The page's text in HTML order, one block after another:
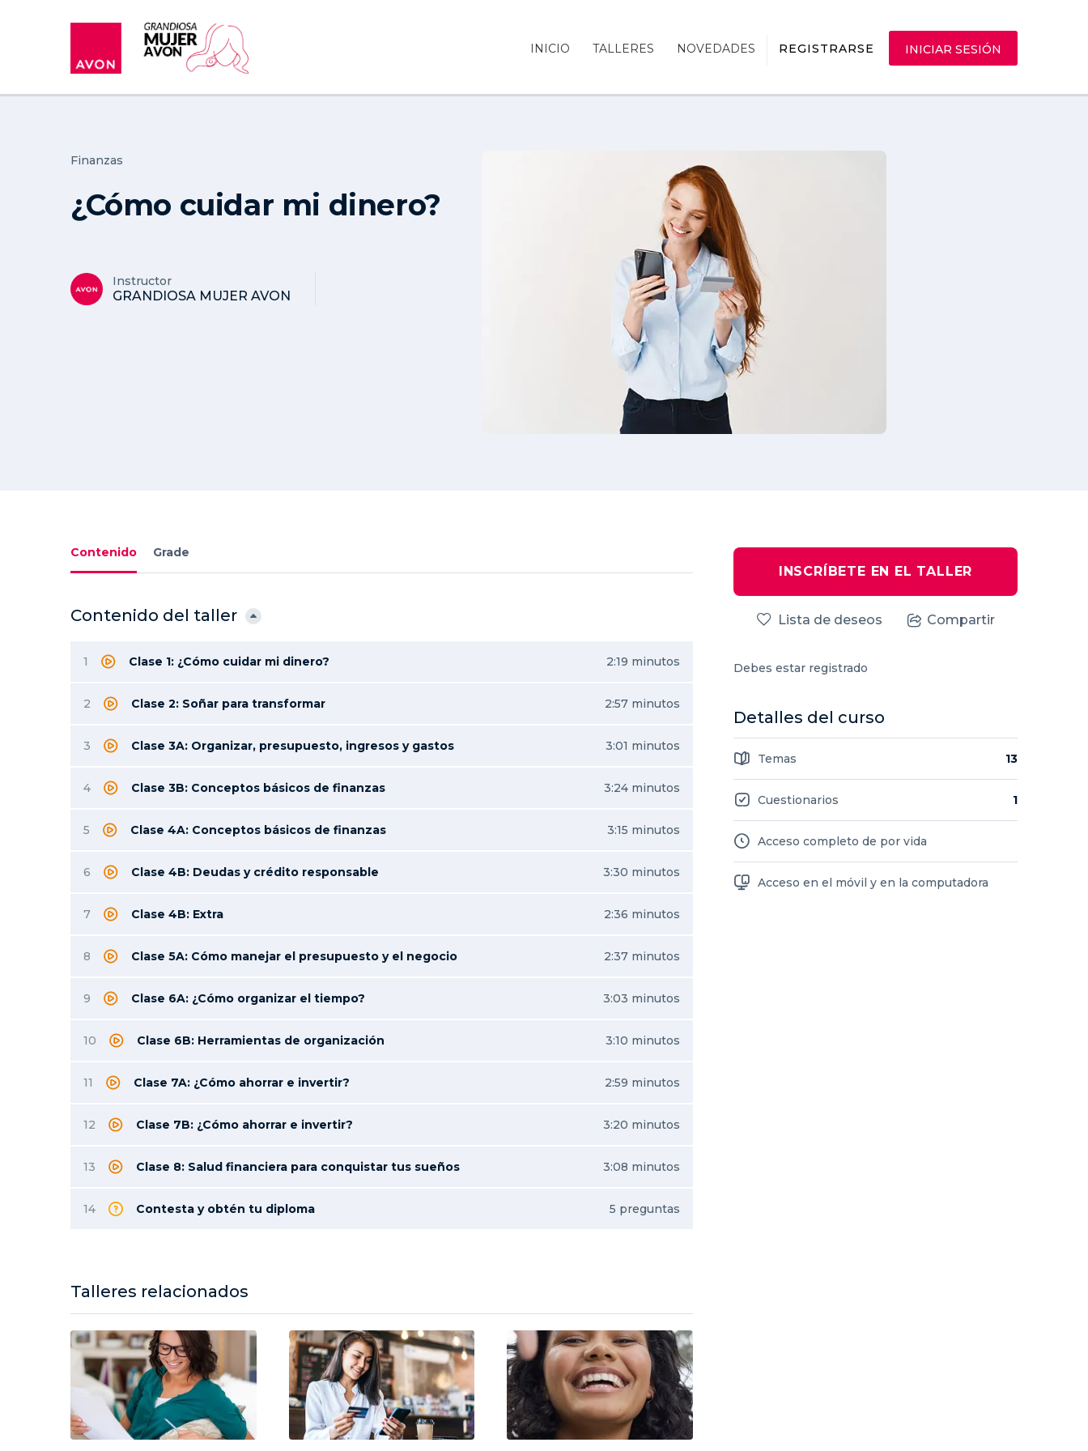
REGISTRARSE INICIAR SESIÓN
INICIO TALLERES NOVEDADES
Finanzas
¿Cómo cuidar mi dinero?
Instructor
GRANDIOSA MUJER AVON
Contenido Grade
Contenido del taller
1 Clase 1: ¿Cómo cuidar mi dinero? 2:19 minutos
2 Clase 2: Soñar para transformar 2:57 minutos
3 Clase 3A: Organizar, presupuesto, ingresos y gastos 3:01 minutos
4 Clase 3B: Conceptos básicos de finanzas 3:24 minutos
5 Clase 4A: Conceptos básicos de finanzas 3:15 minutos
6 Clase 4B: Deudas y crédito responsable 3:30 minutos
7 Clase 4B: Extra 2:36 minutos
8 Clase 5A: Cómo manejar el presupuesto y el negocio 2:37 minutos
9 Clase 6A: ¿Cómo organizar el tiempo? 3:03 minutos
10 Clase 6B: Herramientas de organización 3:10 minutos
11 Clase 7A: ¿Cómo ahorrar e invertir? 2:59 minutos
12 Clase 7B: ¿Cómo ahorrar e invertir? 3:20 minutos
13 Clase 8: Salud financiera para conquistar tus sueños 3:08 minutos
14 Contesta y obtén tu diploma 5 preguntas
Talleres relacionados
INSCRÍBETE EN EL TALLER
Lista de deseos Compartir
Debes estar registrado
Detalles del curso
Temas 13
Cuestionarios 1
Acceso completo de por vida
Acceso en el móvil y en la computadora